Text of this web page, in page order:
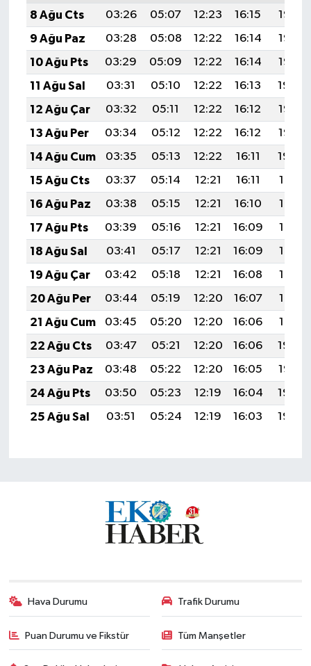
8 Ağu Cts
03:26 05:07 12:23 16:15
19:28
9 Ağu Paz
03:28 05:08 12:22 16:14
19:27
10 Ağu Pts
03:29 05:09 12:22 16:14
19:25
11 Ağu Sal
03:31 05:10 12:22 16:13
19:24
12 Ağu Çar
03:32 05:11 12:22 16:12
19:23
13 Ağu Per
03:34 05:12 12:22 16:12
19:22
14 Ağu Cum
03:35 05:13 12:22 16:11
19:20
15 Ağu Cts
03:37 05:14 12:21 16:11
19:19
16 Ağu Paz
03:38 05:15 12:21 16:10
19:17
17 Ağu Pts
03:39 05:16 12:21 16:09
19:16
18 Ağu Sal
03:41 05:17 12:21 16:09
19:15
19 Ağu Çar
03:42 05:18 12:21 16:08
19:13
20 Ağu Per
03:44 05:19 12:20 16:07
19:12
21 Ağu Cum
03:45 05:20 12:20 16:06
19:10
22 Ağu Cts
03:47 05:21 12:20 16:06
19:09
23 Ağu Paz
03:48 05:22 12:20 16:05
19:07
24 Ağu Pts
03:50 05:23 12:19 16:04
19:06
25 Ağu Sal
03:51 05:24 12:19 16:03 19:04
Hava Durumu Trafik Durumu
Puan Durumu ve Fikstür Tüm Manşetler